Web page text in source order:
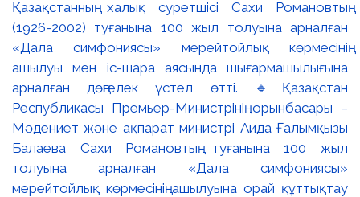
Қазақстанның халық суретшісі Сахи Романовтың
(1926-2002) туғанына 100 жыл толуына арналған
«Дала симфониясы» мерейтойлық көрмесінің
ашылуы мен іс-шара аясында шығармашылығына
арналған дөңгелек үстел өтті. 🔹Қазақстан
Республикасы Премьер-Министрінің орынбасары –
Мәдениет және ақпарат министрі Аида Ғалымқызы
Балаева Сахи Романовтың туғанына 100 жыл
толуына арналған «Дала симфониясы»
мерейтойлық көрмесінің ашылуына орай құттықтау